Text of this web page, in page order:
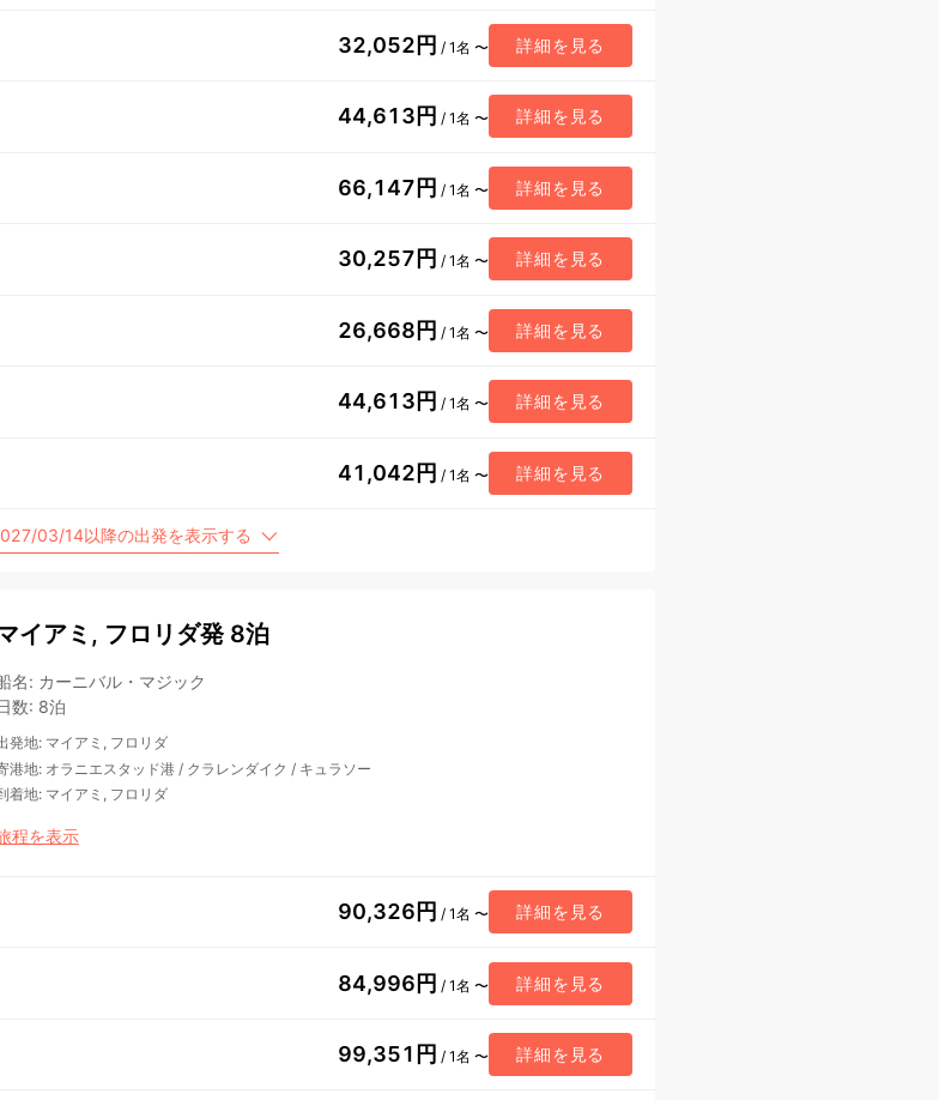
32,052円 / 1名 〜 詳細を見る
44,613円 / 1名 〜 詳細を見る
66,147円 / 1名 〜 詳細を見る
30,257円 / 1名 〜 詳細を見る
26,668円 / 1名 〜 詳細を見る
44,613円 / 1名 〜 詳細を見る
41,042円 / 1名 〜 詳細を見る
03/14以降の出発を表示する
イアミ, フロリダ発 8泊
名: カーニバル・マジック
数: 8泊
発地: マイアミ, フロリダ
港地: オラニエスタッド港/ クラレンダイク / キュラソー
着地: マイアミ, フロリダ
程を表示
90,326円 / 1名 〜 詳細を見る
84,996円 / 1名 〜 詳細を見る
99,351円 / 1名 〜 詳細を見る